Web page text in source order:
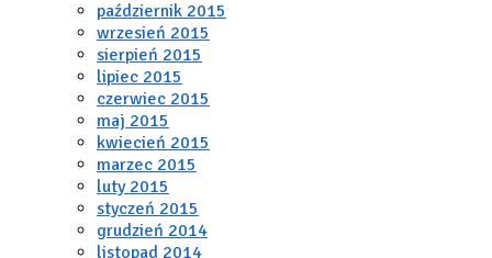
październik 2015
wrzesień 2015
sierpień 2015
lipiec 2015
czerwiec 2015
maj 2015
kwiecień 2015
marzec 2015
luty 2015
styczeń 2015
grudzień 2014
listopad 2014